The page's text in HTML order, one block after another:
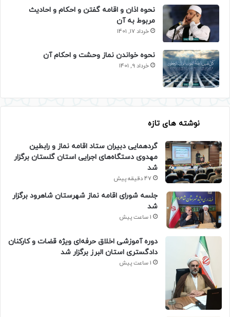
نحوه اذان و اقامه گفتن و احکام و احادیث
مربوط به آن
خرداد 17, 1401
نحوه خواندن نماز وحشت و احکام آن
خرداد 9, 1401
نوشته های تازه
گردهمایی دبیران ستاد اقامه نماز و رابطین
مهدوی دستگاه‌های اجرایی استان گلستان برگزار
شد
47 دقیقه پیش
جلسه شورای اقامه نماز شهرستان شاهرود برگزار
شد
1 ساعت پیش
دوره آموزشی اخلاق حرفه‌ای ویژه قضات و کارکنان
دادگستری استان البرز برگزار شد
1 ساعت پیش